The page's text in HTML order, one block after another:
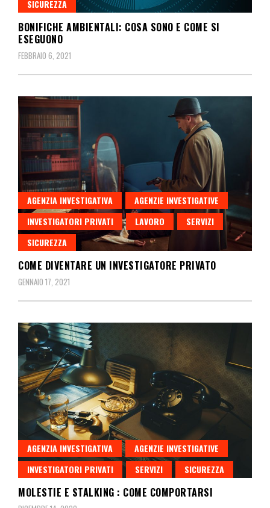
SICUREZZA
BONIFICHE AMBIENTALI: COSA SONO E COME SI
ESEGUONO
FEBBRAIO 6, 2021
AGENZIA INVESTIGATIVA
AGENZIE INVESTIGATIVE
INVESTIGATORI PRIVATI
LAVORO
SERVIZI
SICUREZZA
COME DIVENTARE UN INVESTIGATORE PRIVATO
GENNAIO 17, 2021
AGENZIA INVESTIGATIVA
AGENZIE INVESTIGATIVE
INVESTIGATORI PRIVATI
SERVIZI SICUREZZA
MOLESTIE E STALKING : COME COMPORTARSI